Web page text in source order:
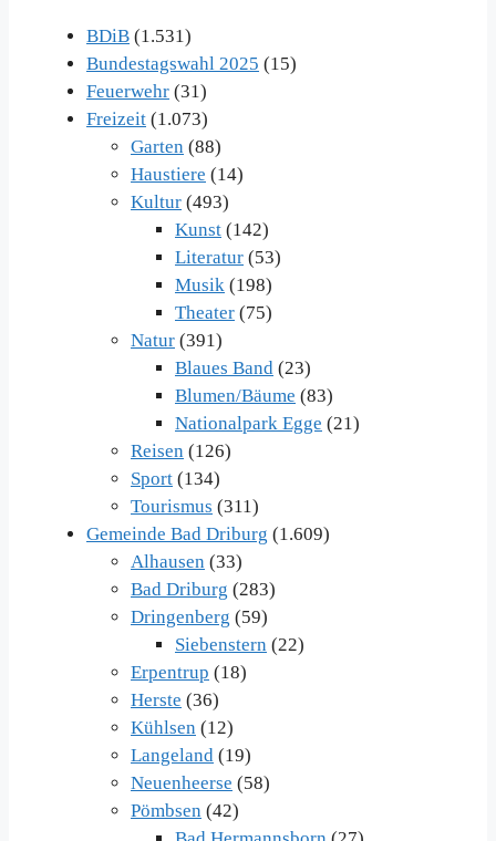
BDiB (1.531)
Bundestagswahl 2025 (15)
Feuerwehr (31)
Freizeit (1.073)
Garten (88)
Haustiere (14)
Kultur (493)
Kunst (142)
Literatur (53)
Musik (198)
Theater (75)
Natur (391)
Blaues Band (23)
Blumen/Bäume (83)
Nationalpark Egge (21)
Reisen (126)
Sport (134)
Tourismus (311)
Gemeinde Bad Driburg (1.609)
Alhausen (33)
Bad Driburg (283)
Dringenberg (59)
Siebenstern (22)
Erpentrup (18)
Herste (36)
Kühlsen (12)
Langeland (19)
Neuenheerse (58)
Pömbsen (42)